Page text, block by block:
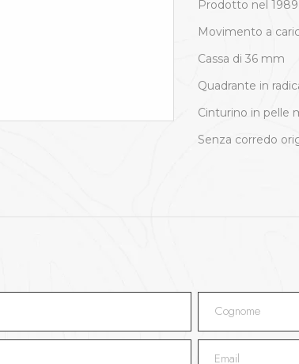
Prodotto nel 1989
Movimento a
Cassa di 36 mm
Quadrante in
Cinturino in pelle
Senza corredo